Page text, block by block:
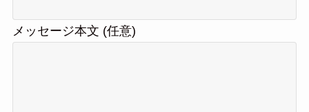
メッセージ本文 (任意)